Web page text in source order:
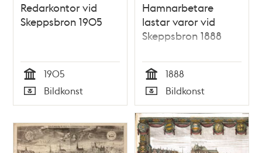
Redarkontor vid
Skeppsbron 1905
Tid
1905
Typ
Bildkonst
Hamnarbetare
lastar varor vid
Skeppsbron 1888
Tid
1888
Typ
Bildkonst